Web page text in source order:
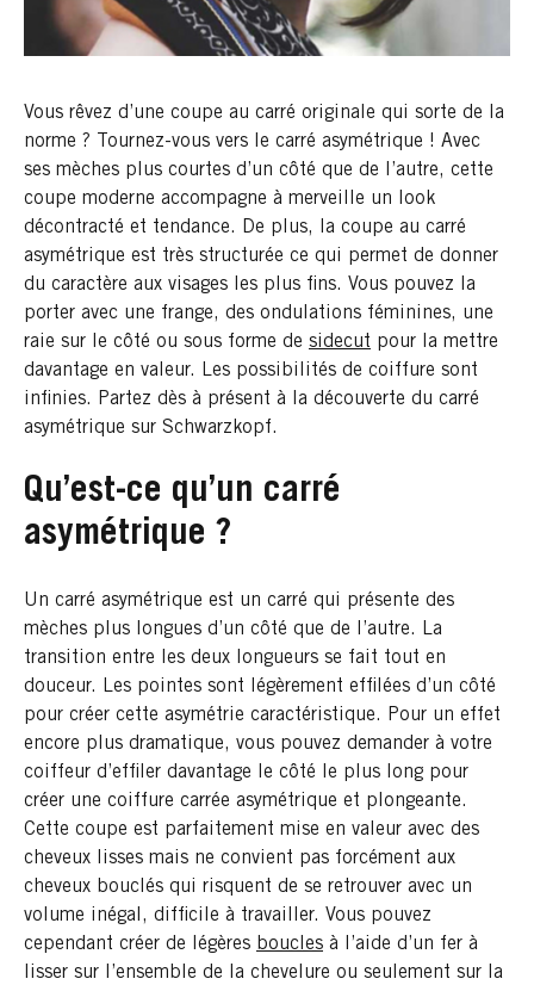
Vous rêvez d’une coupe au carré originale qui sorte de la
norme ? Tournez-vous vers le carré asymétrique ! Avec
ses mèches plus courtes d’un côté que de l’autre, cette
coupe moderne accompagne à merveille un look
décontracté et tendance. De plus, la coupe au carré
asymétrique est très structurée ce qui permet de donner
du caractère aux visages les plus fins. Vous pouvez la
porter avec une frange, des ondulations féminines, une
raie sur le côté ou sous forme de sidecut pour la mettre
davantage en valeur. Les possibilités de coiffure sont
infinies. Partez dès à présent à la découverte du carré
asymétrique sur Schwarzkopf.
Qu’est-ce qu’un carré
asymétrique ?
Un carré asymétrique est un carré qui présente des
mèches plus longues d’un côté que de l’autre. La
transition entre les deux longueurs se fait tout en
douceur. Les pointes sont légèrement effilées d’un côté
pour créer cette asymétrie caractéristique. Pour un effet
encore plus dramatique, vous pouvez demander à votre
coiffeur d’effiler davantage le côté le plus long pour
créer une coiffure carrée asymétrique et plongeante.
Cette coupe est parfaitement mise en valeur avec des
cheveux lisses mais ne convient pas forcément aux
cheveux bouclés qui risquent de se retrouver avec un
volume inégal, difficile à travailler. Vous pouvez
cependant créer de légères boucles à l’aide d’un fer à
lisser sur l’ensemble de la chevelure ou seulement sur la